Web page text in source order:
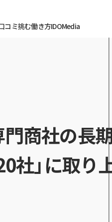
コミ挑む働き方IDOMedia
商社の長
社」に取り